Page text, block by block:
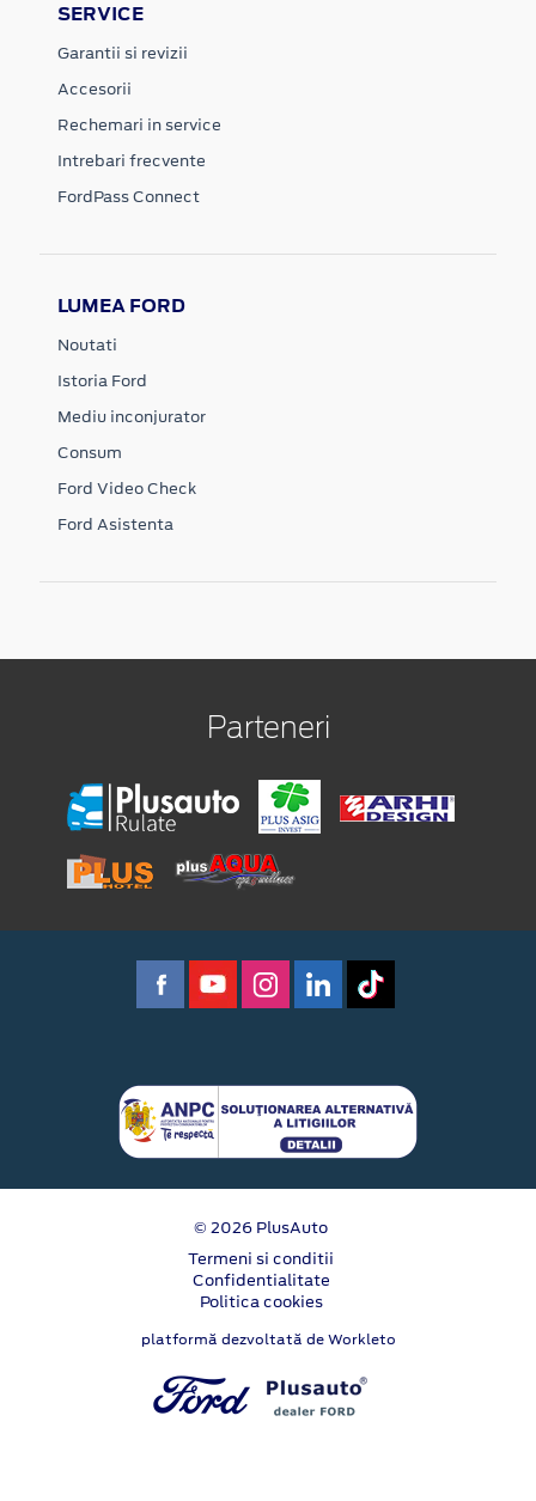
SERVICE
Garantii si revizii
Accesorii
Rechemari in service
Intrebari frecvente
FordPass Connect
LUMEA FORD
Noutati
Istoria Ford
Mediu inconjurator
Consum
Ford Video Check
Ford Asistenta
Parteneri
© 2026 PlusAuto
Termeni si conditii
Confidentialitate
Politica cookies
platformă dezvoltată de Workleto